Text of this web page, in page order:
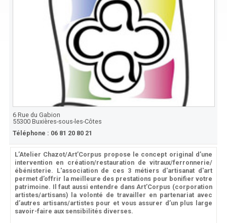
6 Rue du Gabion
55300Buxières-sous-les-Côtes
Téléphone : 06 81 20 80 21
L’Atelier Chazot/Art’Corpus propose le concept original d’une
intervention en création/restauration de vitraux/ferronnerie/
ébénisterie. L'association de ces 3 métiers d'artisanat d'art
permet d’offrir la meilleure des prestations pour bonifier votre
patrimoine. Il faut aussi entendre dans Art’Corpus (corporation
artistes/artisans) la volonté de travailler en partenariat avec
d’autres artisans/artistes pour et vous assurer d’un plus large
savoir-faire aux sensibilités diverses.